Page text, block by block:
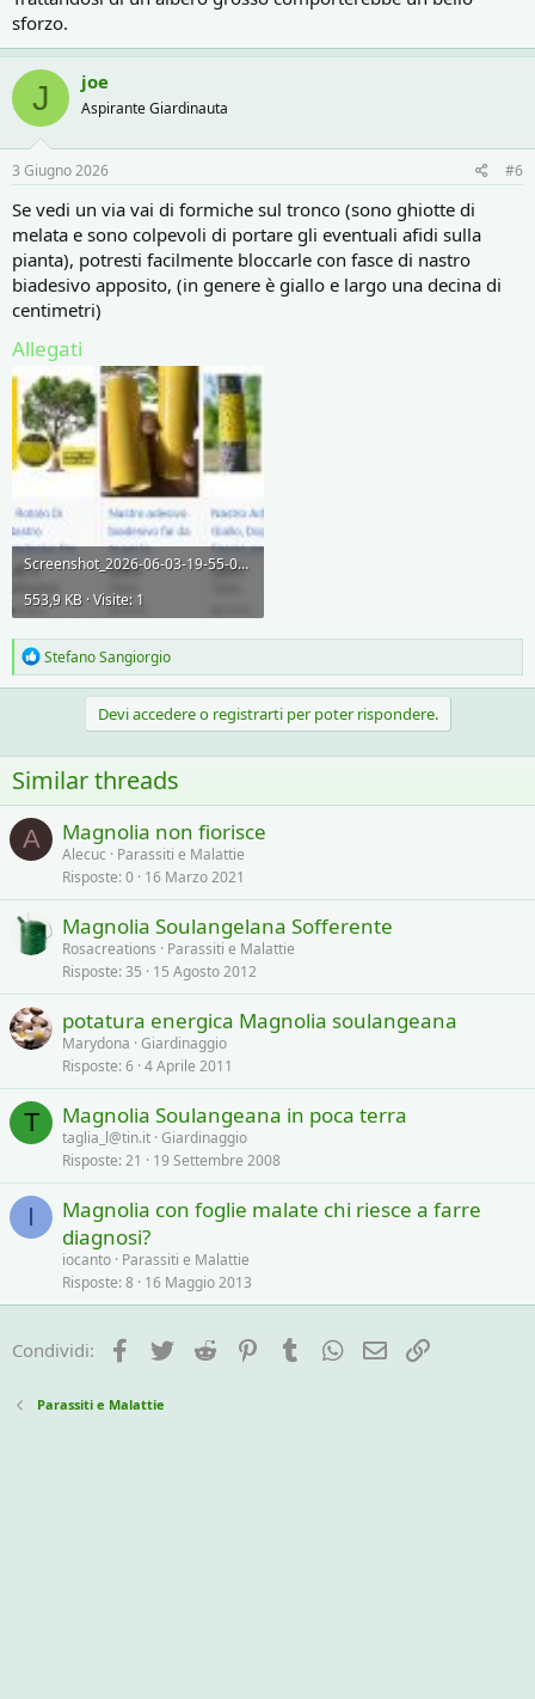
sforzo.
J joe
Aspirante Giardinauta
3 Giugno 2026 #6
Se vedi un via vai di formiche sul tronco (sono ghiotte di
melata e sono colpevoli di portare gli eventuali afidi sulla
pianta), potresti facilmente bloccarle con fasce di nastro
biadesivo apposito, (in genere è giallo e largo una decina di
centimetri)
Allegati
Screenshot_2026-06-03-19-55-04-045_org.adblockplus.browser-edit.jpg
553,9 KB · Visite: 1
R
e
a
n
s
:
Stefano Sangiorgio
Devi accedere o registrarti per poter rispondere.
Similar threads
A Magnolia non fiorisce
Alecuc
Parassiti e Malattie
Risposte 0 16 Marzo 2021
Magnolia Soulangelana Sofferente
Rosacreations
Parassiti e Malattie
Risposte 35 15 Agosto 2012
potatura energica Magnolia soulangeana
Marydona Giardinaggio
Risposte 6 4 Aprile 2011
T Magnolia Soulangeana in poca terra
taglia_l@tin.it Giardinaggio
Risposte 21 19 Settembre 2008
I
Magnolia con foglie malate chi riesce a farre
diagnosi?
iocanto Parassiti e Malattie
Risposte 8 16 Maggio 2013
Condividi: Facebook
Twitter Reddit PinterestTumblrWhatsApp
e-mail
Parassiti e Malattie